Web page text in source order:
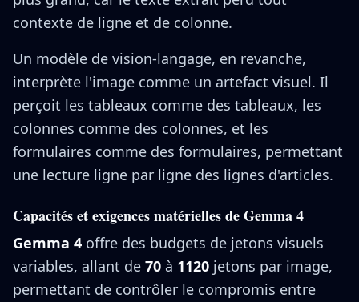
contexte de ligne et de colonne.
Un modèle de vision-langage, en revanche,
interprète l'image comme un artefact visuel. Il
perçoit les tableaux comme des tableaux, les
colonnes comme des colonnes, et les
formulaires comme des formulaires, permettant
une lecture ligne par ligne des lignes d'articles.
Capacités et exigences matérielles de Gemma 4
Gemma 4 offre des budgets de jetons visuels
variables, allant de 70 à 1120 jetons par image,
permettant de contrôler le compromis entre